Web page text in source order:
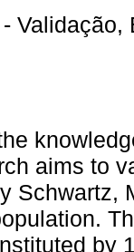
- Validação,
aims to
Schwartz,
by